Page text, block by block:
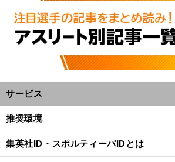
サービス
推奨環境
集英社ID・スポルティーバIDとは